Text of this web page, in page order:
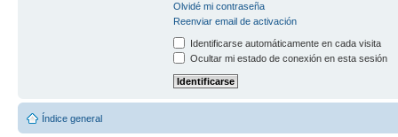
Olvidé mi contraseña
Reenviar email de activación
Identificarse automáticamente en cada visita
Ocultar mi estado de conexión en esta sesión
Índice general